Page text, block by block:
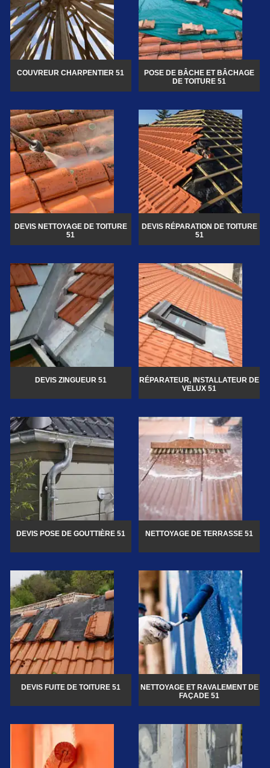
COUVREUR CHARPENTIER 51
POSE DE BÂCHE ET BÂCHAGE
DE TOITURE 51
DEVIS NETTOYAGE DE TOITURE
51
DEVIS RÉPARATION DE TOITURE
51
DEVIS ZINGUEUR 51
RÉPARATEUR, INSTALLATEUR DE
VELUX 51
DEVIS POSE DE GOUTTIÈRE 51 NETTOYAGE DE TERRASSE 51
DEVIS FUITE DE TOITURE 51
NETTOYAGE ET RAVALEMENT DE
FAÇADE 51